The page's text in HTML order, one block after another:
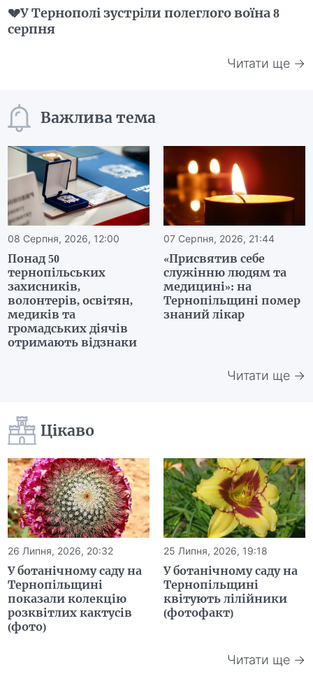
💔У Тернополі зустріли полеглого воїна 8
серпня
Читати ще →
Важлива тема
08 Серпня, 2026, 12:00
Понад 50
тернопільських
захисників,
волонтерів, освітян,
медиків та
громадських діячів
отримають відзнаки
07 Серпня, 2026, 21:44
«Присвятив себе
служінню людям та
медицині»: на
Тернопільщині помер
знаний лікар
Читати ще →
Цікаво
26 Липня, 2026, 20:32
У ботанічному саду на
Тернопільщині
показали колекцію
розквітлих кактусів
(фото)
25 Липня, 2026, 19:18
У ботанічному саду на
Тернопільщині
квітують лілійники
(фотофакт)
Читати ще →